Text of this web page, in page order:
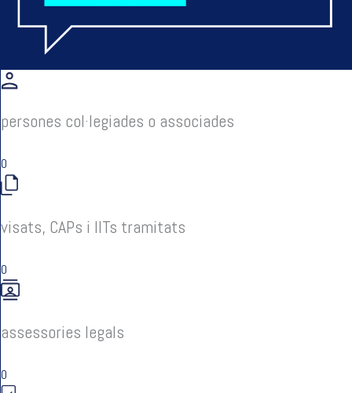
persones col·legiades o associades
0
visats, CAPs i IITs tramitats
0
assessories legals
0